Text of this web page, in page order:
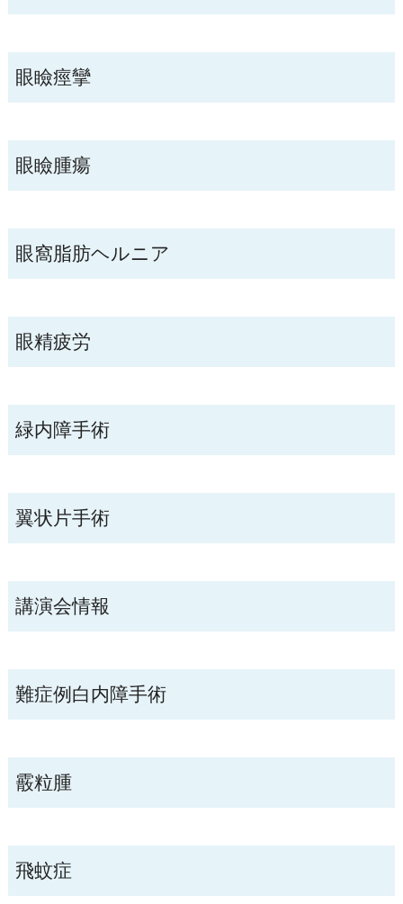
眼瞼痙攣
眼瞼腫瘍
眼窩脂肪ヘルニア
眼精疲労
緑内障手術
翼状片手術
講演会情報
難症例白内障手術
霰粒腫
飛蚊症